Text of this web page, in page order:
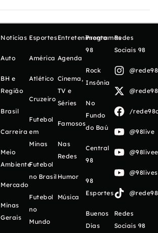
Notícias
Auto
BH e
Região
Brasil
Carreira
Meio
Ambiente
Mercado
Minas
Gerais
Esportes
América
Atlético
Cruzeiro
Futebol
em
Minas
Futebol
no Brasil
Futebol
no
Mundo
Entretenimento
Agenda
Cinema,
TV e
Séries
Famosos
Nas
Redes
Humor
Música
Programas
98
Rock
Insônia
No
Fundo
do Baú
Central
98
98
Esportes
Buenos
Días
Redes
Sociais 98
/
@98live
Redes
Sociais 98